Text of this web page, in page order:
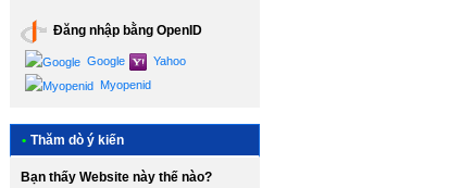
Đăng nhập bằng OpenID
Google
Yahoo
Myopenid
• Thăm dò ý kiến
Bạn thấy Website này thế nào?